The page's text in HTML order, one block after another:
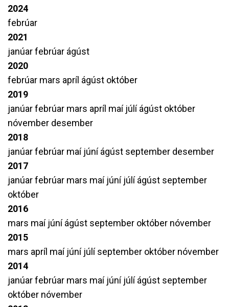
2024
febrúar
2021
janúarfebrúar ágúst
2020
febrúar mars apríl ágúst október
2019
janúarfebrúar mars apríl maí júlíágúst október
nóvember desember
2018
janúarfebrúar maí júníágúst september desember
2017
janúarfebrúar mars maí júní júlíágúst september
október
2016
mars maí júníágúst september október nóvember
2015
mars apríl maí júní júlíseptember október nóvember
2014
janúarfebrúar mars maí júní júlíágúst september
október nóvember